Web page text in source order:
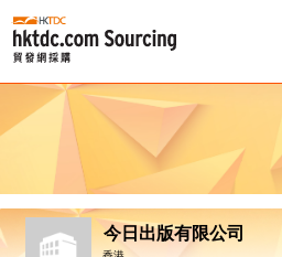
今日出版有限公司